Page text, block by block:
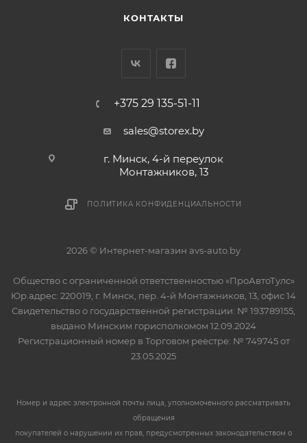
КОНТАКТЫ
+375 29 135-51-11
sales@storex.by
г. Минск, 4-й переулок
Монтажников, 13
ПОЛИТИКА КОНФИДЕНЦИАЛЬНОСТИ
2026 © Интернет-магазин avs-auto.by
Общество с ограниченной ответственностью «ПроАвтоТулс»
Юр.адрес: 220019, г. Минск, пер. 4-й Монтажников, 13, офис 14
Свидетельство о государственной регистрации: № 193789155,
выдано Минским горисполкомом 12.09.2024
Регистрационный номер в Торговом реестре: № 749745 от
23.05.2025
Номер и адрес электронной почты лица, уполномоченного рассматривать
обращения
покупателей о нарушении их прав, предусмотренных законодательством о